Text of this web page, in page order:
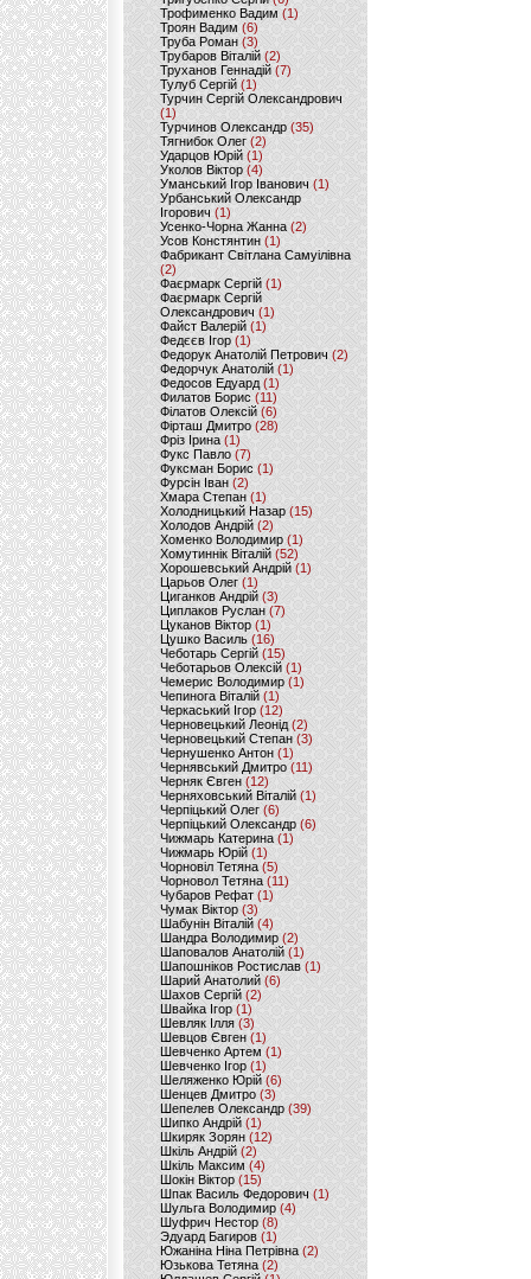
Трофименко Вадим (1)
Троян Вадим (6)
Труба Роман(3)
Трубаров Віталій (2)
Труханов Геннадій (7)
Тулуб Сергій(1)
Турчин Сергій Олександрович
(1)
Турчинов Олександр(35)
Тягнибок Олег (2)
Ударцов Юрій (1)
Уколов Віктор(4)
Уманський Ігор Іванович(1)
Урбанський Олександр
Ігорович (1)
Усенко-Чорна Жанна (2)
Усов Констянтин(1)
Фабрикант Світлана Самуілівна
(2)
Фаєрмарк Сергій(1)
Фаєрмарк Сергій
Олександрович (1)
Файст Валерій(1)
Федєєв Ігор (1)
Федорук Анатолій Петрович (2)
Федорчук Анатолій (1)
Федосов Едуард (1)
Филатов Борис (11)
Філатов Олексій (6)
Фірташ Дмитро (28)
Фріз Ірина (1)
Фукс Павло (7)
Фуксман Борис (1)
Фурсін Іван (2)
Хмара Степан(1)
Холодницький Назар(15)
Холодов Андрій (2)
Хоменко Володимир (1)
Хомутиннік Віталій (52)
Хорошевський Андрій (1)
Царьов Олег (1)
Циганков Андрій (3)
Циплаков Руслан(7)
Цуканов Віктор (1)
Цушко Василь (16)
Чеботарь Сергій (15)
Чеботарьов Олексій (1)
Чемерис Володимир (1)
Чепинога Віталій (1)
Черкаський Ігор (12)
Черновецький Леонід(2)
Черновецький Степан (3)
Чернушенко Антон (1)
Чернявський Дмитро(11)
Черняк Євген(12)
Черняховський Віталій (1)
Черпіцький Олег (6)
Черпіцький Олександр (6)
Чижмарь Катерина (1)
Чижмарь Юрій (1)
Чорновіл Тетяна (5)
Чорновол Тетяна (11)
Чубаров Рефат (1)
Чумак Віктор(3)
Шабунін Віталій (4)
Шандра Володимир (2)
Шаповалов Анатолій(1)
Шапошніков Ростислав(1)
Шарий Анатолий(6)
Шахов Сергій(2)
Швайка Ігор (1)
Шевляк Ілля (3)
Шевцов Євген (1)
Шевченко Артем(1)
Шевченко Ігор(1)
Шеляженко Юрій (6)
Шенцев Дмитро (3)
Шепелев Олександр (39)
Шипко Андрій(1)
Шкиряк Зорян(12)
Шкіль Андрій(2)
Шкіль Максим (4)
Шокін Віктор (15)
Шпак Василь Федорович (1)
Шульга Володимир (4)
Шуфрич Нестор(8)
Эдуард Багиров (1)
Южаніна Ніна Петрівна (2)
Юзькова Тетяна(2)